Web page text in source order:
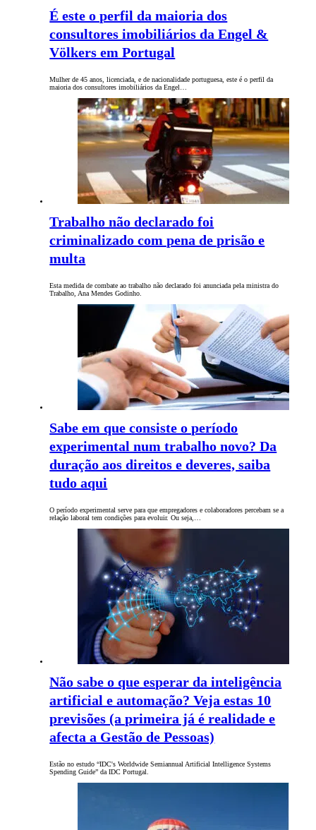
É este o perfil da maioria dos
consultores imobiliários da Engel &
Völkers em Portugal
Mulher de 45 anos, licenciada, e de nacionalidade portuguesa, este é o perfil da
maioria dos consultores imobiliários da Engel…
Trabalho não declarado foi
criminalizado com pena de prisão e
multa
Esta medida de combate ao trabalho não declarado foi anunciada pela ministra do
Trabalho, Ana Mendes Godinho.
Sabe em que consiste o período
experimental num trabalho novo? Da
duração aos direitos e deveres, saiba
tudo aqui
O período experimental serve para que empregadores e colaboradores percebam se a
relação laboral tem condições para evoluir. Ou seja,…
Não sabe o que esperar da inteligência
artificial e automação? Veja estas 10
previsões (a primeira já é realidade e
afecta a Gestão de Pessoas)
Estão no estudo “IDC's Worldwide Semiannual Artificial Intelligence Systems
Spending Guide” da IDC Portugal.